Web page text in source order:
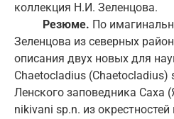
коллекция Н.И. Зеленцова.
Резюме. По
Зеленцова из северных
описания двух новых для
Chaetocladius (Chaetocladius)
Ленского заповедника Саха
nikivani sp.n. из